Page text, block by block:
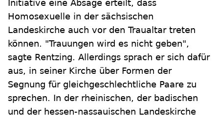
Initiative eine Absage erteilt, dass
Homosexuelle in der sächsischen
Landeskirche auch vor den Traualtar treten
können. "Trauungen wird es nicht geben",
sagte Rentzing. Allerdings sprach er sich dafür
aus, in seiner Kirche über Formen der
Segnung für gleichgeschlechtliche Paare zu
sprechen. In der rheinischen, der badischen
und der hessen-nassauischen Landeskirche